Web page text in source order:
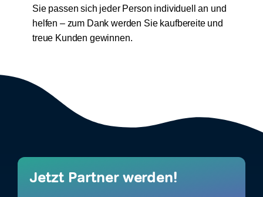
Sie passen sich jeder Person individuell an und
helfen – zum Dank werden Sie kaufbereite und
treue Kunden gewinnen.
Jetzt Partner werden!